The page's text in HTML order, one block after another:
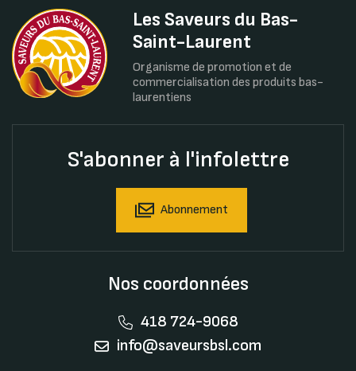
Les Saveurs du Bas-
Saint-Laurent
Organisme de promotion et de
commercialisation des produits bas-
laurentiens
S'abonner à l'infolettre
Abonnement
Nos coordonnées
418 724-9068
info@saveursbsl.com